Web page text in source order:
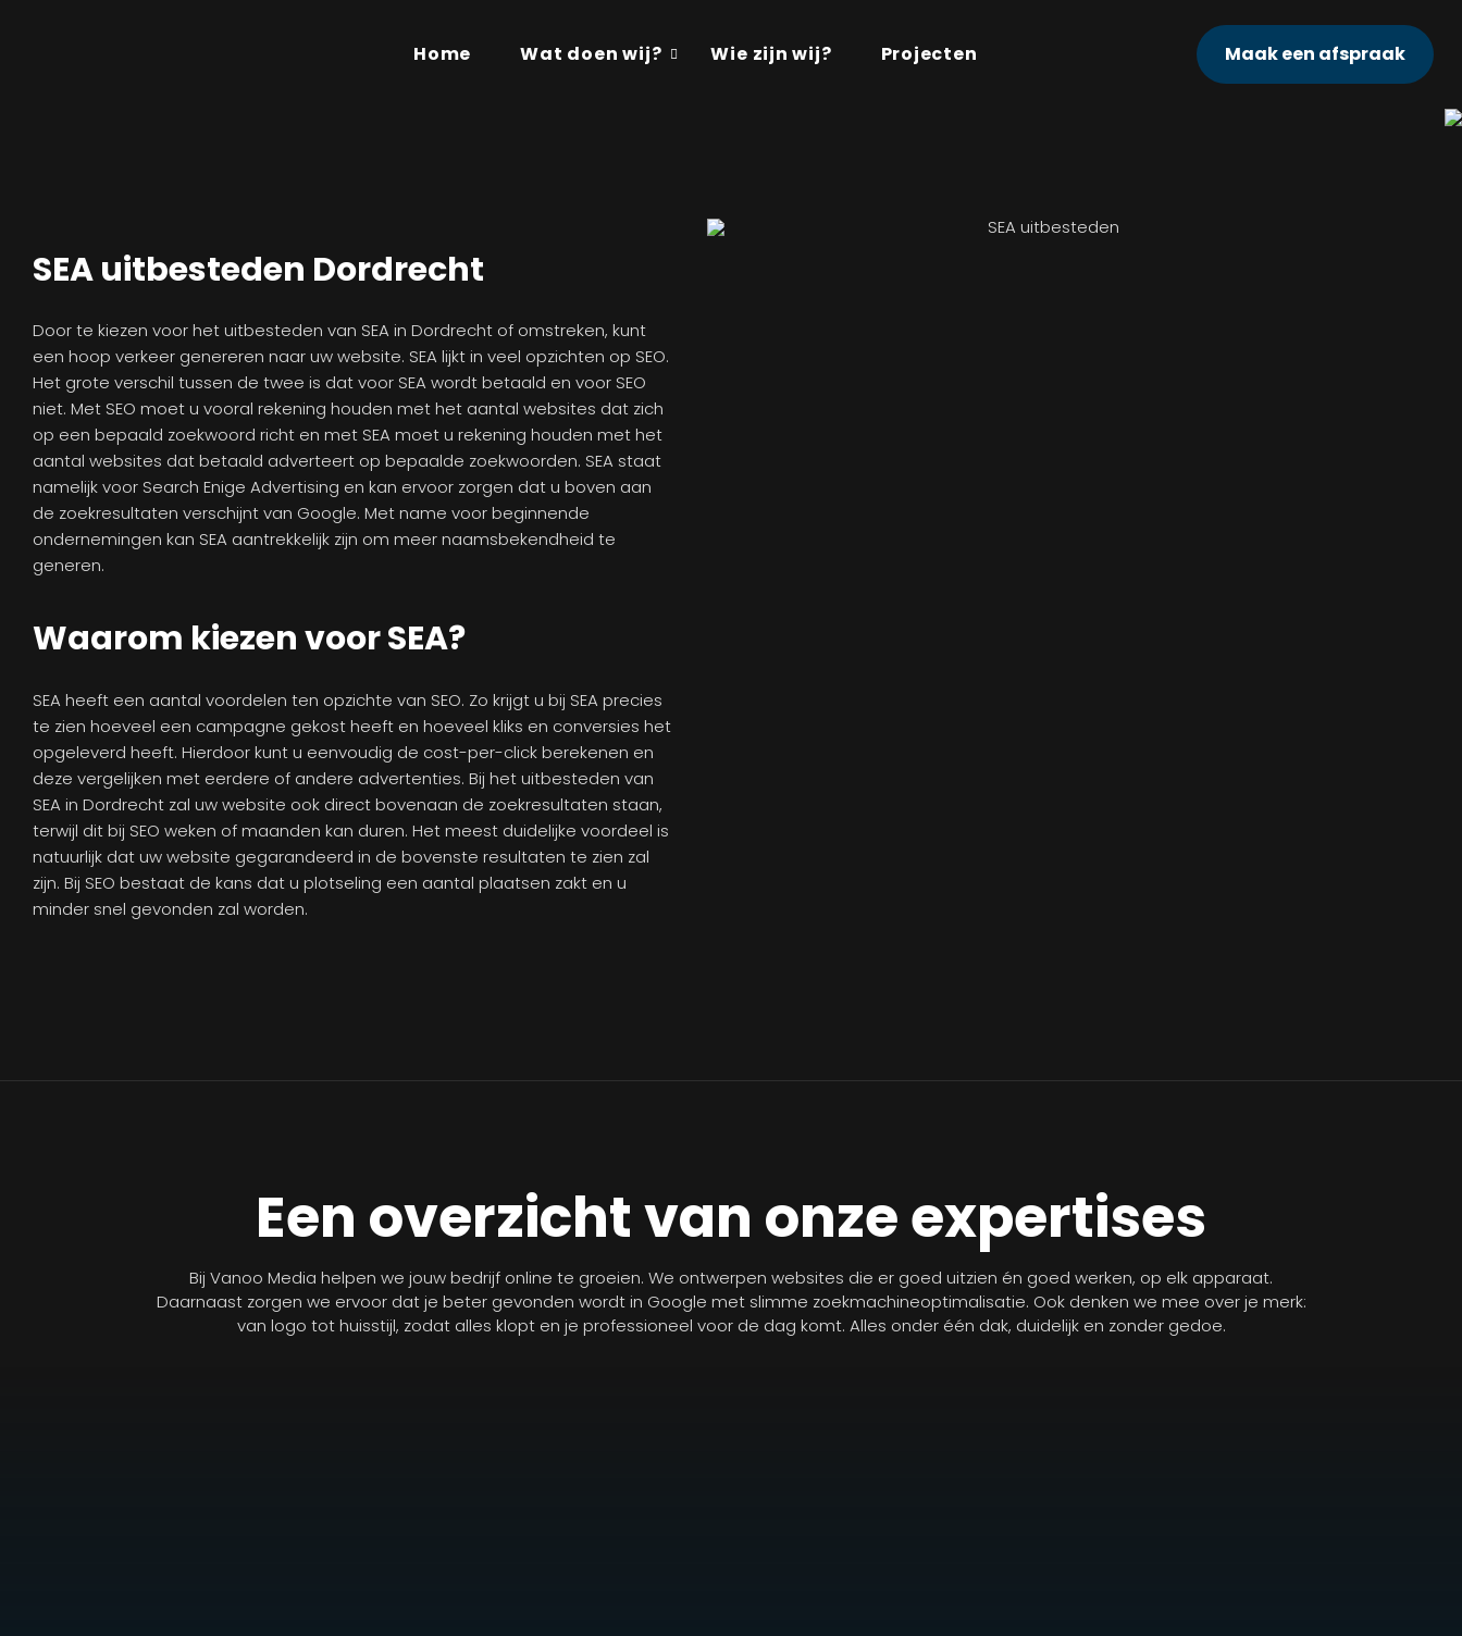
Home Wat doen wij? Wie zijn wij? Projecten Maak een afspraak
SEA uitbesteden Dordrecht
Door te kiezen voor het uitbesteden van SEA in Dordrecht of omstreken, kunt
een hoop verkeer genereren naar uw website. SEA lijkt in veel opzichten op SEO.
Het grote verschil tussen de twee is dat voor SEA wordt betaald en voor SEO
niet. Met SEO moet u vooral rekening houden met het aantal websites dat zich
op een bepaald zoekwoord richt en met SEA moet u rekening houden met het
aantal websites dat betaald adverteert op bepaalde zoekwoorden. SEA staat
namelijk voor Search Enige Advertising en kan ervoor zorgen dat u boven aan
de zoekresultaten verschijnt van Google. Met name voor beginnende
ondernemingen kan SEA aantrekkelijk zijn om meer naamsbekendheid te
generen.
Waarom kiezen voor SEA?
SEA heeft een aantal voordelen ten opzichte van SEO. Zo krijgt u bij SEA precies
te zien hoeveel een campagne gekost heeft en hoeveel kliks en conversies het
opgeleverd heeft. Hierdoor kunt u eenvoudig de cost-per-click berekenen en
deze vergelijken met eerdere of andere advertenties. Bij het uitbesteden van
SEA in Dordrecht zal uw website ook direct bovenaan de zoekresultaten staan,
terwijl dit bij SEO weken of maanden kan duren. Het meest duidelijke voordeel is
natuurlijk dat uw website gegarandeerd in de bovenste resultaten te zien zal
zijn. Bij SEO bestaat de kans dat u plotseling een aantal plaatsen zakt en u
minder snel gevonden zal worden.
Een overzicht van onze expertises
Bij Vanoo Media helpen we jouw bedrijf online te groeien. We ontwerpen websites die er goed uitzien én goed werken, op elk apparaat.
Daarnaast zorgen we ervoor dat je beter gevonden wordt in Google met slimme zoekmachineoptimalisatie. Ook denken we mee over je merk:
van logo tot huisstijl, zodat alles klopt en je professioneel voor de dag komt. Alles onder één dak, duidelijk en zonder gedoe.